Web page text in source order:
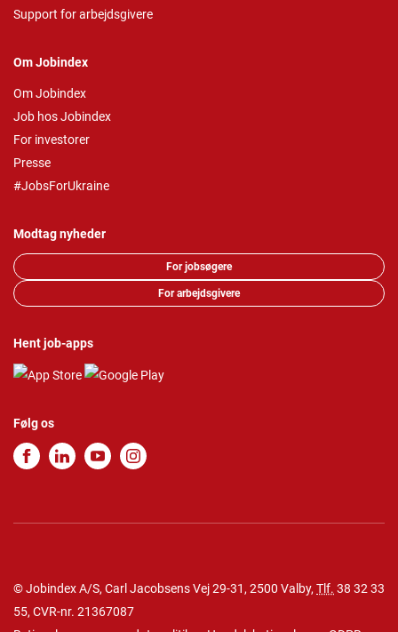
Support for arbejdsgivere
Om Jobindex
Om Jobindex
Job hos Jobindex
For investorer
Presse
#JobsForUkraine
Modtag nyheder
For jobsøgere
For arbejdsgivere
Hent job-apps
Følg os
© Jobindex A/S, Carl Jacobsens Vej 29-31, 2500 Valby, Tlf. 38 32 33
55, CVR-nr. 21367087